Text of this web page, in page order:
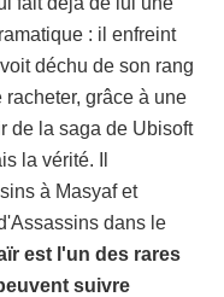
: il enfreint
déchu de son rang
grâce à une
de la saga de Ubisoft
la vérité. Il
à Masyaf et
dans le
est l'un des rares
suivre